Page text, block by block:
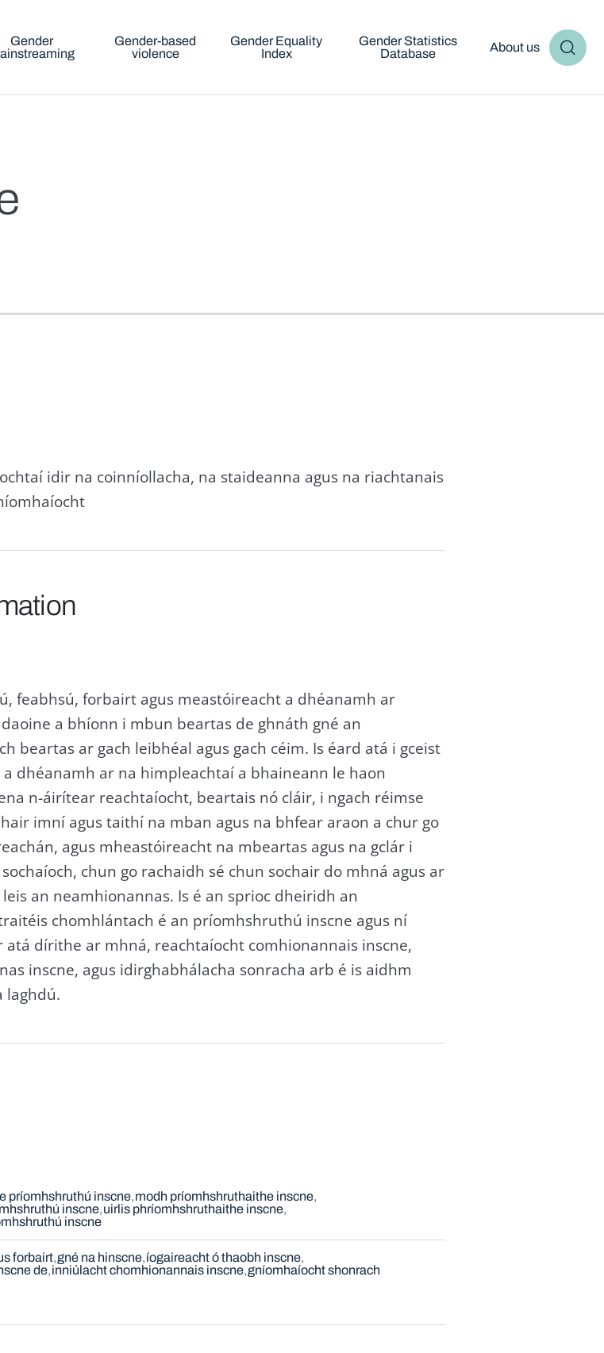
Gender
Gender-based
violence
Gender Equality
Index
Gender Statistics
Database
About us
idir na coinníollacha, na staideanna agus na riachtanais
feabhsú, forbairt agus meastóireacht a dhéanamh ar
a bhíonn i mbun beartas de ghnáth gné an
beartas ar gach leibhéal agus gach céim. Is éard atá i gceist
dhéanamh ar na himpleachtaí a bhaineann le haon
n-áirítear reachtaíocht, beartais nó cláir, i ngach réimse
imní agus taithí na mban agus na bhfear araon a chur go
agus mheastóireacht na mbeartas agus na gclár i
chun go rachaidh sé chun sochair do mhná agus ar
an neamhionannas. Is é an sprioc dheiridh an
chomhlántach é an príomhshruthú inscne agus ní
dírithe ar mhná, reachtaíocht comhionannais inscne,
inscne, agus idirghabhálacha sonracha arb é is aidhm
laghdú.
príomhshruthú inscne modh príomhshruthaithe inscne
inscne uirlis phríomhshruthaithe inscne
inscne
forbairt gné na hinscne íogaireacht ó thaobh inscne
de inniúlacht chomhionannais inscne gníomhaíocht shonrach